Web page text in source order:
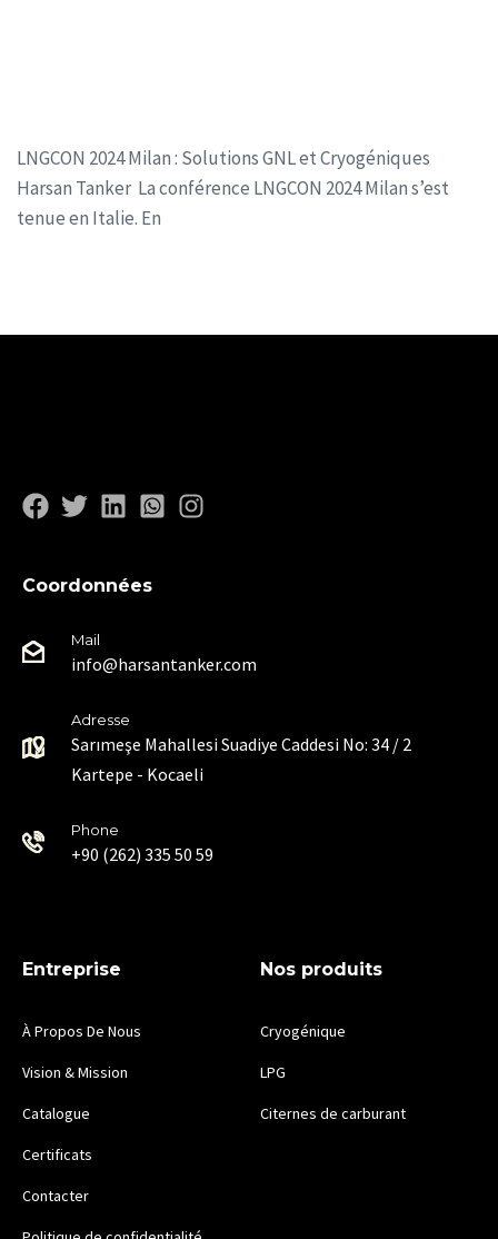
LNGCON 2024 Milan : Solutions GNL et Cryogéniques
Harsan Tanker La conférence LNGCON 2024 Milan s’est
tenue en Italie. En
Coordonnées
Mail
info@harsantanker.com
Adresse
Sarımeşe Mahallesi Suadiye Caddesi No: 34 / 2
Kartepe - Kocaeli
Phone
+90 (262) 335 50 59
Entreprise
À Propos De Nous
Vision & Mission
Catalogue
Certificats
Contacter
Nos produits
Cryogénique
LPG
Citernes de carburant